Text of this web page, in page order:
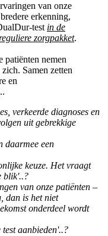
van onze
erkenning,
test in de
zorgpakket.
patiënten nemen
Samen zetten
en
verkeerde diagnoses en
uit gebrekkige
daarmee een
keuze. Het vraagt
blik'..?
van onze patiënten –
dan is het niet
onderdeel wordt
aanbieden'..?